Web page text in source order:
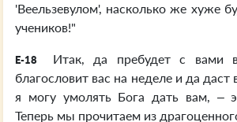
'Веельзевулом', насколько же хуже
учеников!"
E-18
Итак, да пребудет с вами
благословит вас на неделе и да
я могу умолять Бога дать вам, –
Теперь мы прочитаем из